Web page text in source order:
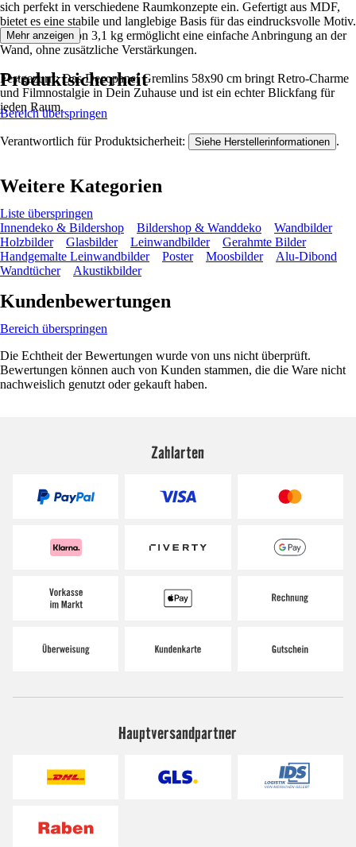
sich perfekt in verschiedene Raumkonzepte ein. Gefertigt aus MDF,
bietet es eine stabile und langlebige Basis für das eindrucksvolle Motiv.
Das Gewicht von 3,1 kg ermöglicht eine einfache Anbringung an der
Wand, ohne zusätzliche Verstärkungen.
Festgezurrt: Das Decopanel Gremlins 58x90 cm bringt Retro-Charme
und Filmnostalgie in Dein Zuhause und ist ein echter Blickfang für
jeden Raum.
Mehr anzeigen
Produktsicherheit
Bereich überspringen
Verantwortlich für Produktsicherheit: Siehe Herstellerinformationen .
Weitere Kategorien
Liste überspringen
Innendeko & Bildershop
Bildershop & Wanddeko
Wandbilder
Holzbilder
Glasbilder Leinwandbilder
Gerahmte Bilder
Handgemalte Leinwandbilder
Poster Moosbilder
Alu-Dibond
Wandtücher
Akustikbilder
Kundenbewertungen
Bereich überspringen
Die Echtheit der Bewertungen wurde von uns nicht überprüft.
Bewertungen können auch von Kunden stammen, die die Ware nicht
nachweislich genutzt oder gekauft haben.
Zahlarten
Hauptversandpartner